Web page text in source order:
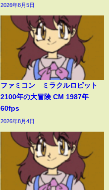
2026年8月5日
ファミコン ミラクルロピット
2100年の大冒険 CM 1987年
60fps
2026年8月4日